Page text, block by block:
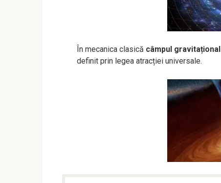
În mecanica clasică câmpul gravitațional
definit prin legea atracției universale.